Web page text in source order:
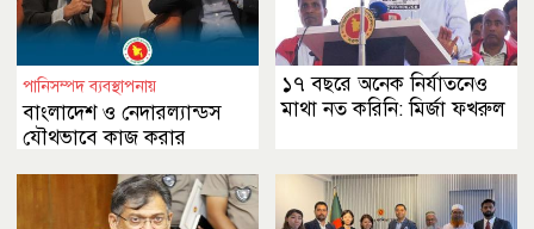
পানিসম্পদ ব্যবস্থাপনায়
বাংলাদেশ ও নেদারল্যান্ডস
যৌথভাবে কাজ করার
১৭ বছরে অনেক নির্যাতনেও
মাথা নত করিনি: মির্জা ফখরুল